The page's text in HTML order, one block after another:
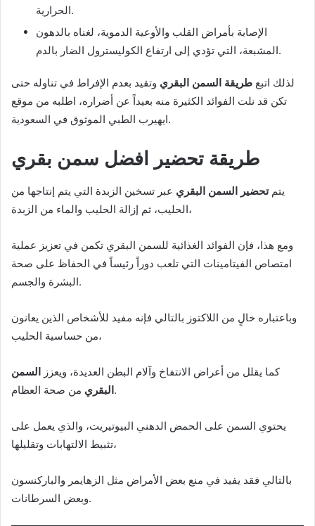
الحرارية.
الإصابة بأمراض القلب والأوعية الدموية، لغناه بالدهون
المشبعة، التي تؤدي إلى ارتفاع الكوليسترول الضار بالدم.
لذلك اتبع طريقة السمن البقري وتقيد بعدم الإفراط في تناوله حتى
تكن قد نلت الفوائد الكثيرة منه بعيداً عن أضراره، اطلبه من موقع
ايهيرب الطبي الموثوق في السعودية.
طريقة تحضير افضل سمن بقري
يتمتحضير السمن البقري عبر تسخين الزبدة التي يتم إنتاجها من
الحليب، ثم إزالة الحليب والماء من الزبدة،
ومع هذا، فإن الفوائد الغذائية للسمن البقري تكمن في تعزيز عملية
امتصاص الفيتامينات التي تلعب دوراً رئيساً في الحفاظ على صحة
البشرة والجسم.
وباعتباره خالٍ من اللاكتوز بالتالي فإنه مفيد للأشخاص الذين يعانون
من حساسية الحليب،
كما يقلل من أعراض الانتفاخ وآلام البطن العديدة، ويعزز السمن
البقريمن صحة العظام.
يحتوي السمن على الحمض الدهني البيوتيريت، والذي يعمل على
تثبيط الالتهابات وتقليلها،
بالتالي فقد يفيد في منع بعض الأمراض مثل الزهايمر والباركنسون
وبعض السرطانات.